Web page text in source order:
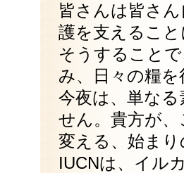
皆さんは皆さ
護を支えるこ
そうすること
み、日々の糧
今夜は、単な
せん。貴方が
変える、始ま
IUCNは、イル